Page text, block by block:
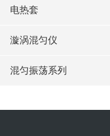
电热套
漩涡混匀仪
混匀振荡系列